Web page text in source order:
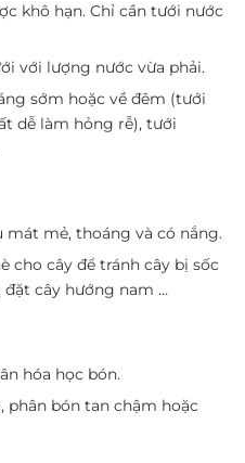
khô hạn. Chỉ cần tưới nước
với lượng nước vừa phải.
sớm hoặc về đêm (tưới
dễ làm hỏng rễ), tưới
mát mẻ, thoáng và có nắng.
cho cây để tránh cây bị sốc
cây hướng nam …
hóa học bón.
phân bón tan chậm hoặc